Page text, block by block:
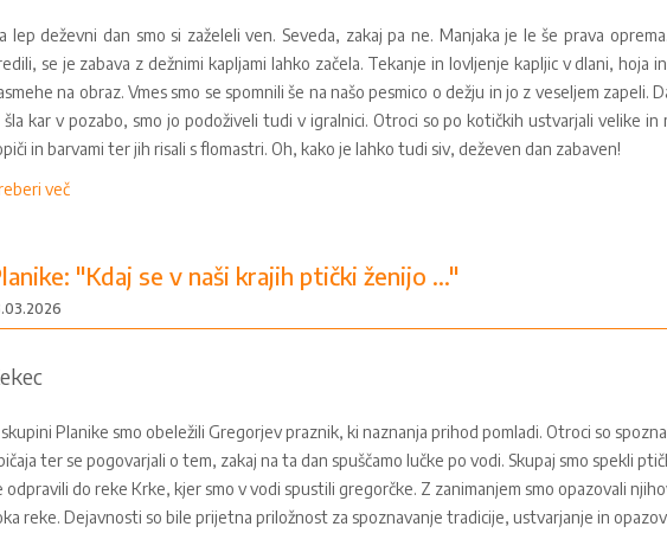
lep deževni dan smo si zaželeli ven. Seveda, zakaj pa ne. Manjaka je le še prava
se je zabava z dežnimi kapljami lahko začela. Tekanje in lovljenje kapljic v dlani, hoja
na obraz. Vmes smo se spomnili še na našo pesmico o dežju in jo z veseljem zapeli.
šla kar v pozabo, smo jo podoživeli tudi v igralnici. Otroci so po kotičkih ustvarjali velike in
in barvami ter jih risali s flomastri. Oh, kako je lahko tudi siv, deževen dan zabaven!
več
"Kdaj se v naši krajih ptički ženijo ..."
Planike smo obeležili Gregorjev praznik, ki naznanja prihod pomladi. Otroci so
ter se pogovarjali o tem, zakaj na ta dan spuščamo lučke po vodi. Skupaj smo spekli
odpravili do reke Krke, kjer smo v vodi spustili gregorčke. Z zanimanjem smo opazovali
reke. Dejavnosti so bile prijetna priložnost za spoznavanje tradicije, ustvarjanje in